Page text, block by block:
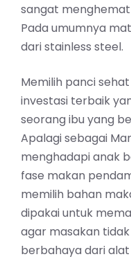
sangat
Pada umumnya
dari stainless steel.
Memilih panci
investasi terbaik
seorang ibu yang
Apalagi sebagai
menghadapi anak
fase makan
memilih bahan
dipakai untuk
agar masakan
berbahaya dari alat